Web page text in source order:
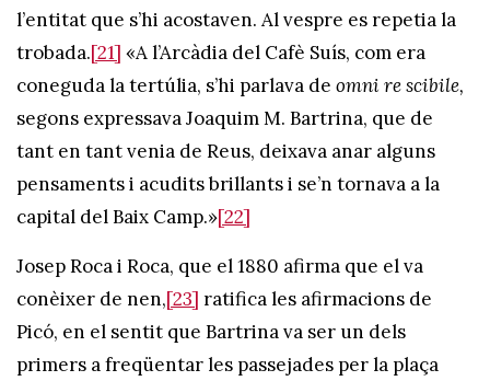
l’entitat que s’hi acostaven. Al vespre es repetia la
trobada.[21] «A l’Arcàdia del Cafè Suís, com era
coneguda la tertúlia, s’hi parlava de omni re scibile,
segons expressava Joaquim M. Bartrina, que de
tant en tant venia de Reus, deixava anar alguns
pensaments i acudits brillants i se’n tornava a la
capital del Baix Camp.»[22]
Josep Roca i Roca, que el 1880 afirma que el va
conèixer de nen,[23] ratifica les afirmacions de
Picó, en el sentit que Bartrina va ser un dels
primers a freqüentar les passejades per la plaça